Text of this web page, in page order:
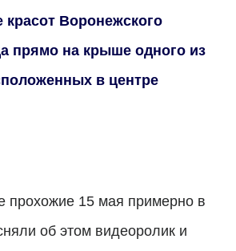
Воронежского
прямо на крыше одного из
в центре
прохожие 15 мая примерно в
об этом видеоролик и